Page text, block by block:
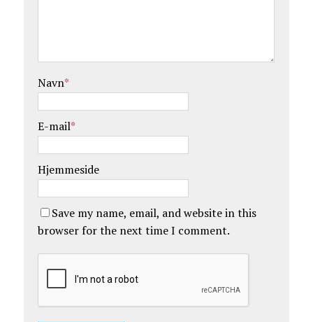
Navn*
E-mail*
Hjemmeside
Save my name, email, and website in this
browser for the next time I comment.